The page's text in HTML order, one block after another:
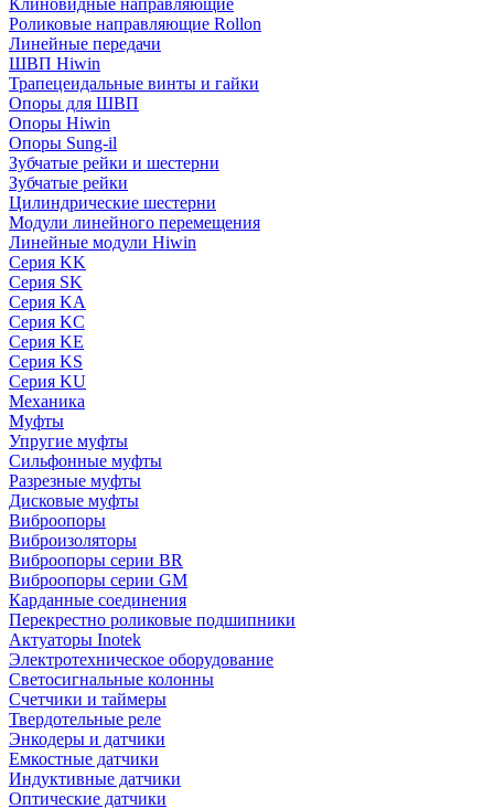
Клиновидные направляющие
Роликовые направляющие Rollon
Линейные передачи
ШВП Hiwin
Трапецеидальные винты и гайки
Опоры для ШВП
Опоры Hiwin
Опоры Sung-il
Зубчатые рейки и шестерни
Зубчатые рейки
Цилиндрические шестерни
Модули линейного перемещения
Линейные модули Hiwin
Серия KK
Серия SK
Серия KA
Серия KC
Серия KE
Серия KS
Серия KU
Механика
Муфты
Упругие муфты
Сильфонные муфты
Разрезные муфты
Дисковые муфты
Виброопоры
Виброизоляторы
Виброопоры серии BR
Виброопоры серии GM
Карданные соединения
Перекрестно роликовые подшипники
Актуаторы Inotek
Электротехническое оборудование
Светосигнальные колонны
Счетчики и таймеры
Твердотельные реле
Энкодеры и датчики
Емкостные датчики
Индуктивные датчики
Оптические датчики